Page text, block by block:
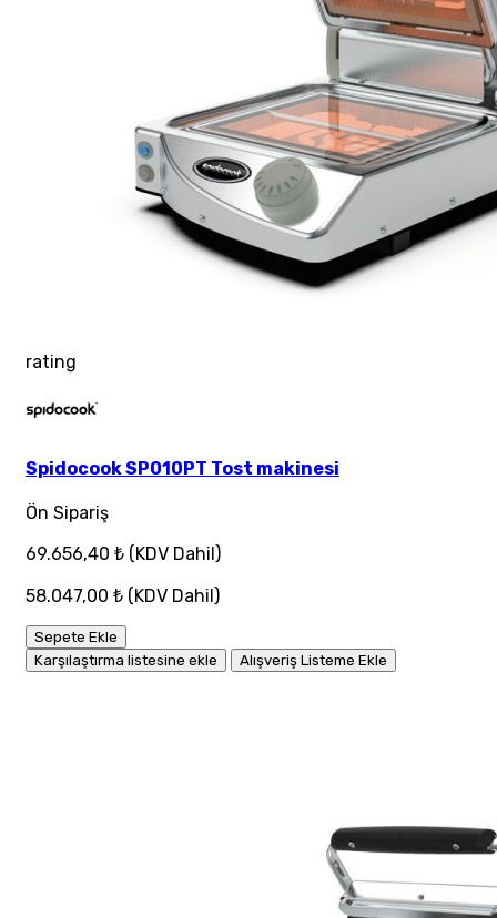
rating
Spidocook SP010PT Tost makinesi
Ön Sipariş
69.656,40 ₺ (KDV Dahil)
58.047,00 ₺ (KDV Dahil)
Sepete Ekle
Karşılaştırma listesine ekle
Alışveriş Listeme Ekle